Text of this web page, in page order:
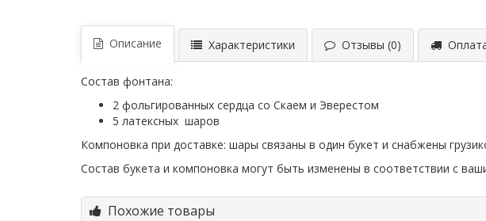
Описание Характеристики Отзывы (0)
Состав фонтана:
2 фольгированных сердца со Скаем и Эверестом
5 латексных шаров
Компоновка при доставке: шары связаны в один букет и снабжены
Состав букета и компоновка могут быть изменены в соответствии с
Похожие товары